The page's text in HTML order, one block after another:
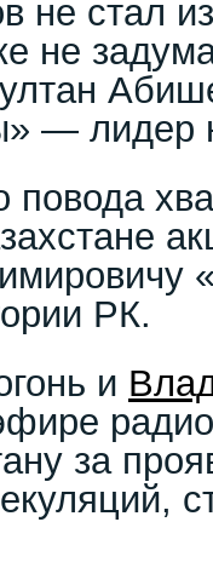
не стал
не
— лидер
повода
РК.
и
за